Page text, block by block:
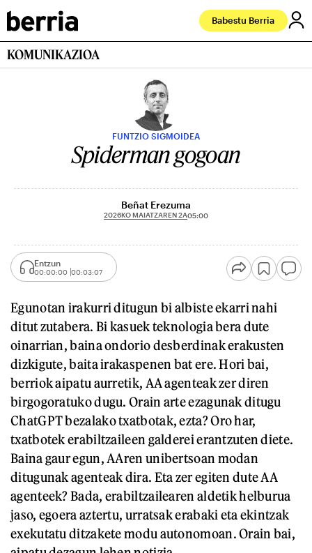
Babestu Berria
KOMUNIKAZIOA
FUNTZIO SIGMOIDEA
Spiderman gogoan
Beñat Erezuma
2026KO MAIATZAREN 2A05:00
Entzun
00:00:00 00:03:07
Egunotan irakurri ditugun bi albiste ekarri nahi
ditut zutabera. Bi kasuek teknologia bera dute
oinarrian, baina ondorio desberdinak erakusten
dizkigute, baita irakaspenen bat ere. Hori bai,
berriok aipatu aurretik, AA agenteak zer diren
birgogoratuko dugu. Orain arte ezagunak ditugu
ChatGPT bezalako txatbotak, ezta? Oro har,
txatbotek erabiltzaileen galderei erantzuten diete.
Baina gaur egun, AAren unibertsoan modan
ditugunak agenteak dira. Eta zer egiten dute AA
agenteek? Bada, erabiltzailearen aldetik helburua
jaso, egoera aztertu, urratsak erabaki eta ekintzak
exekutatu ditzakete modu autonomoan. Orain bai,